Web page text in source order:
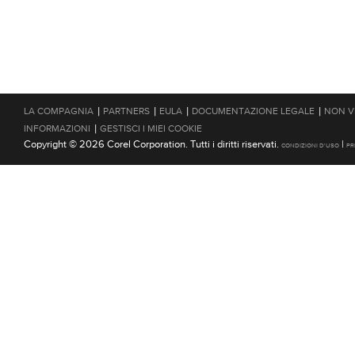
LA COMPAGNIA | PARTNERS | EULA | DOCUMENTAZIONE LEGALE | NON
INFORMAZIONI | GESTISCI I MIEI COOKIE
Copyright © 2026 Corel Corporation. Tutti i diritti riservati. CONDIZIONI D'USO |